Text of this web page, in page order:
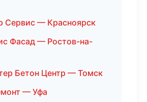
Сервис — Красноярск
Фасад — Ростов-на-
Бетон Центр — Томск
— Уфа